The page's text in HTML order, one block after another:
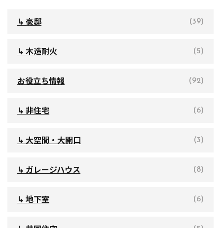
↳ 豪邸 (39)
↳ 木造耐火 (5)
お役立ち情報 (92)
↳ 非住宅 (6)
↳ 大空間・大開口 (3)
↳ ガレージハウス (8)
↳ 地下室 (6)